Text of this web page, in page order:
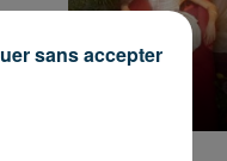
sans accepter